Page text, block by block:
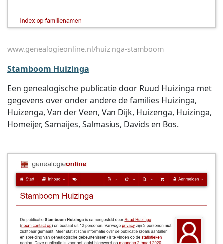
www.genealogieonline.nl/huizinga-stamboom
Stamboom Huizinga
Een genealogische publicatie door Ruud Huizinga met
gegevens over onder andere de families Huizinga,
Huizenga, Van der Veen, Van Dijk, Huizenga, Huizinga,
Homeijer, Samaijes, Salmasius, Davids en Bos.